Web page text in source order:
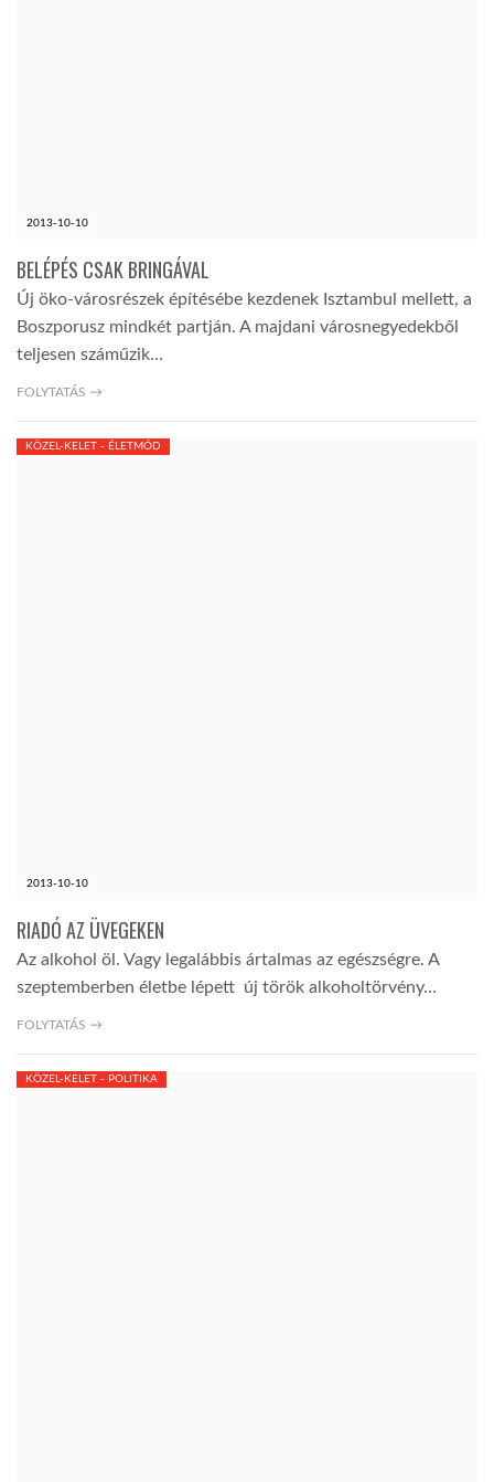
2013-10-10
BELÉPÉS CSAK BRINGÁVAL
Új öko-városrészek építésébe kezdenek Isztambul mellett, a
Boszporusz mindkét partján. A majdani városnegyedekből
teljesen száműzik…
FOLYTATÁS →
2013-10-10
KÖZEL-KELET - ÉLETMÓD
RIADÓ AZ ÜVEGEKEN
Az alkohol öl. Vagy legalábbis ártalmas az egészségre. A
szeptemberben életbe lépett új török alkoholtörvény…
FOLYTATÁS →
KÖZEL-KELET - POLITIKA